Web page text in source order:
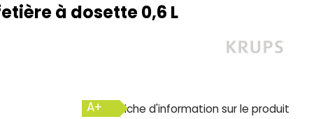
à dosette 0,6 L
A+ Fiche d'information sur le produit